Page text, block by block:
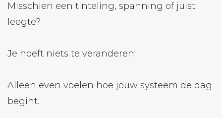
Misschien een tinteling, spanning of juist
leegte?
Je hoeft niets te veranderen.
Alleen even voelen hoe jouw systeem de dag
begint.